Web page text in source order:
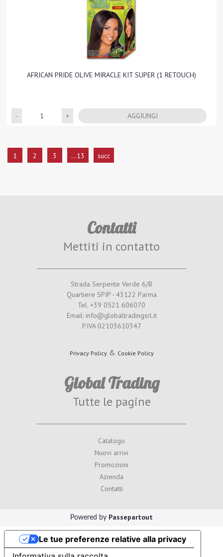
AFRICAN PRIDE OLIVE MIRACLE KIT SUPER (1 RETOUCH)
AGGIUNGI
1 2 3 ...13 succ
Contatti
Mettiti in contatto
Strada Serpente Verde 6/B
Quartiere SPIP - 43122 Parma
Tel. +39 0521 606070
Email: info@globaltradingsrl.it
P.IVA 02103610347
Privacy Policy& Cookie Policy
Global Trading
Tutte le pagine
Catalogo
Nuovi arrivi
Promozioni
Azienda
Contatti
Powered by Passepartout
Le tue preferenze relative alla privacy